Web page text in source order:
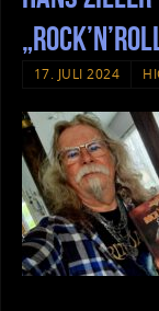
17. JULI 2024